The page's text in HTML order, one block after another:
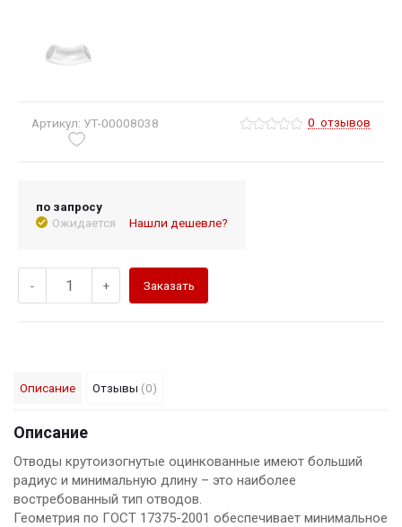
Артикул: УТ-00008038 0 отзывов
по запросу
Ожидается
Нашли дешевле?
- + Заказать
Описание Отзывы (0)
Описание
Отводы крутоизогнутые оцинкованные имеют больший
радиус и минимальную длину – это наиболее
востребованный тип отводов.
Геометрия по ГОСТ 17375-2001 обеспечивает минимальное